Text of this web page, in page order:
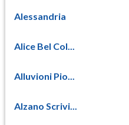
Alessandria
Alice Bel Col...
Alluvioni Pio...
Alzano Scrivi...